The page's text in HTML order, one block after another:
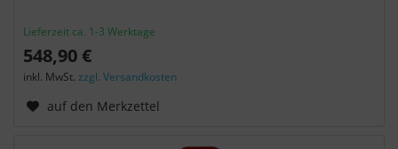
Lieferzeit ca. 1-3 Werktage
548,90 €
inkl. MwSt.zzgl. Versandkosten
auf den Merkzettel